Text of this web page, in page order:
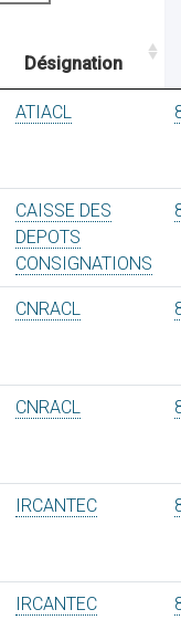
Désignation
ATIACL
CAISSE DES
DEPOTS
CONSIGNATIONS
CNRACL
CNRACL
IRCANTEC
IRCANTEC